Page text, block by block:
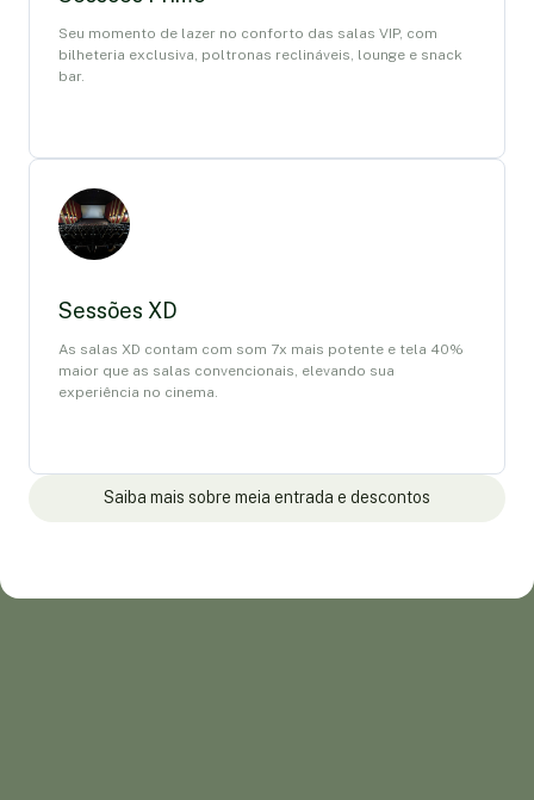
Seu momento de lazer no conforto das salas VIP, com
bilheteria exclusiva, poltronas reclináveis, lounge e snack
bar.
Sessões XD
As salas XD contam com som 7x mais potente e tela 40%
maior que as salas convencionais, elevando sua
experiência no cinema.
Saiba mais sobre meia entrada e descontos